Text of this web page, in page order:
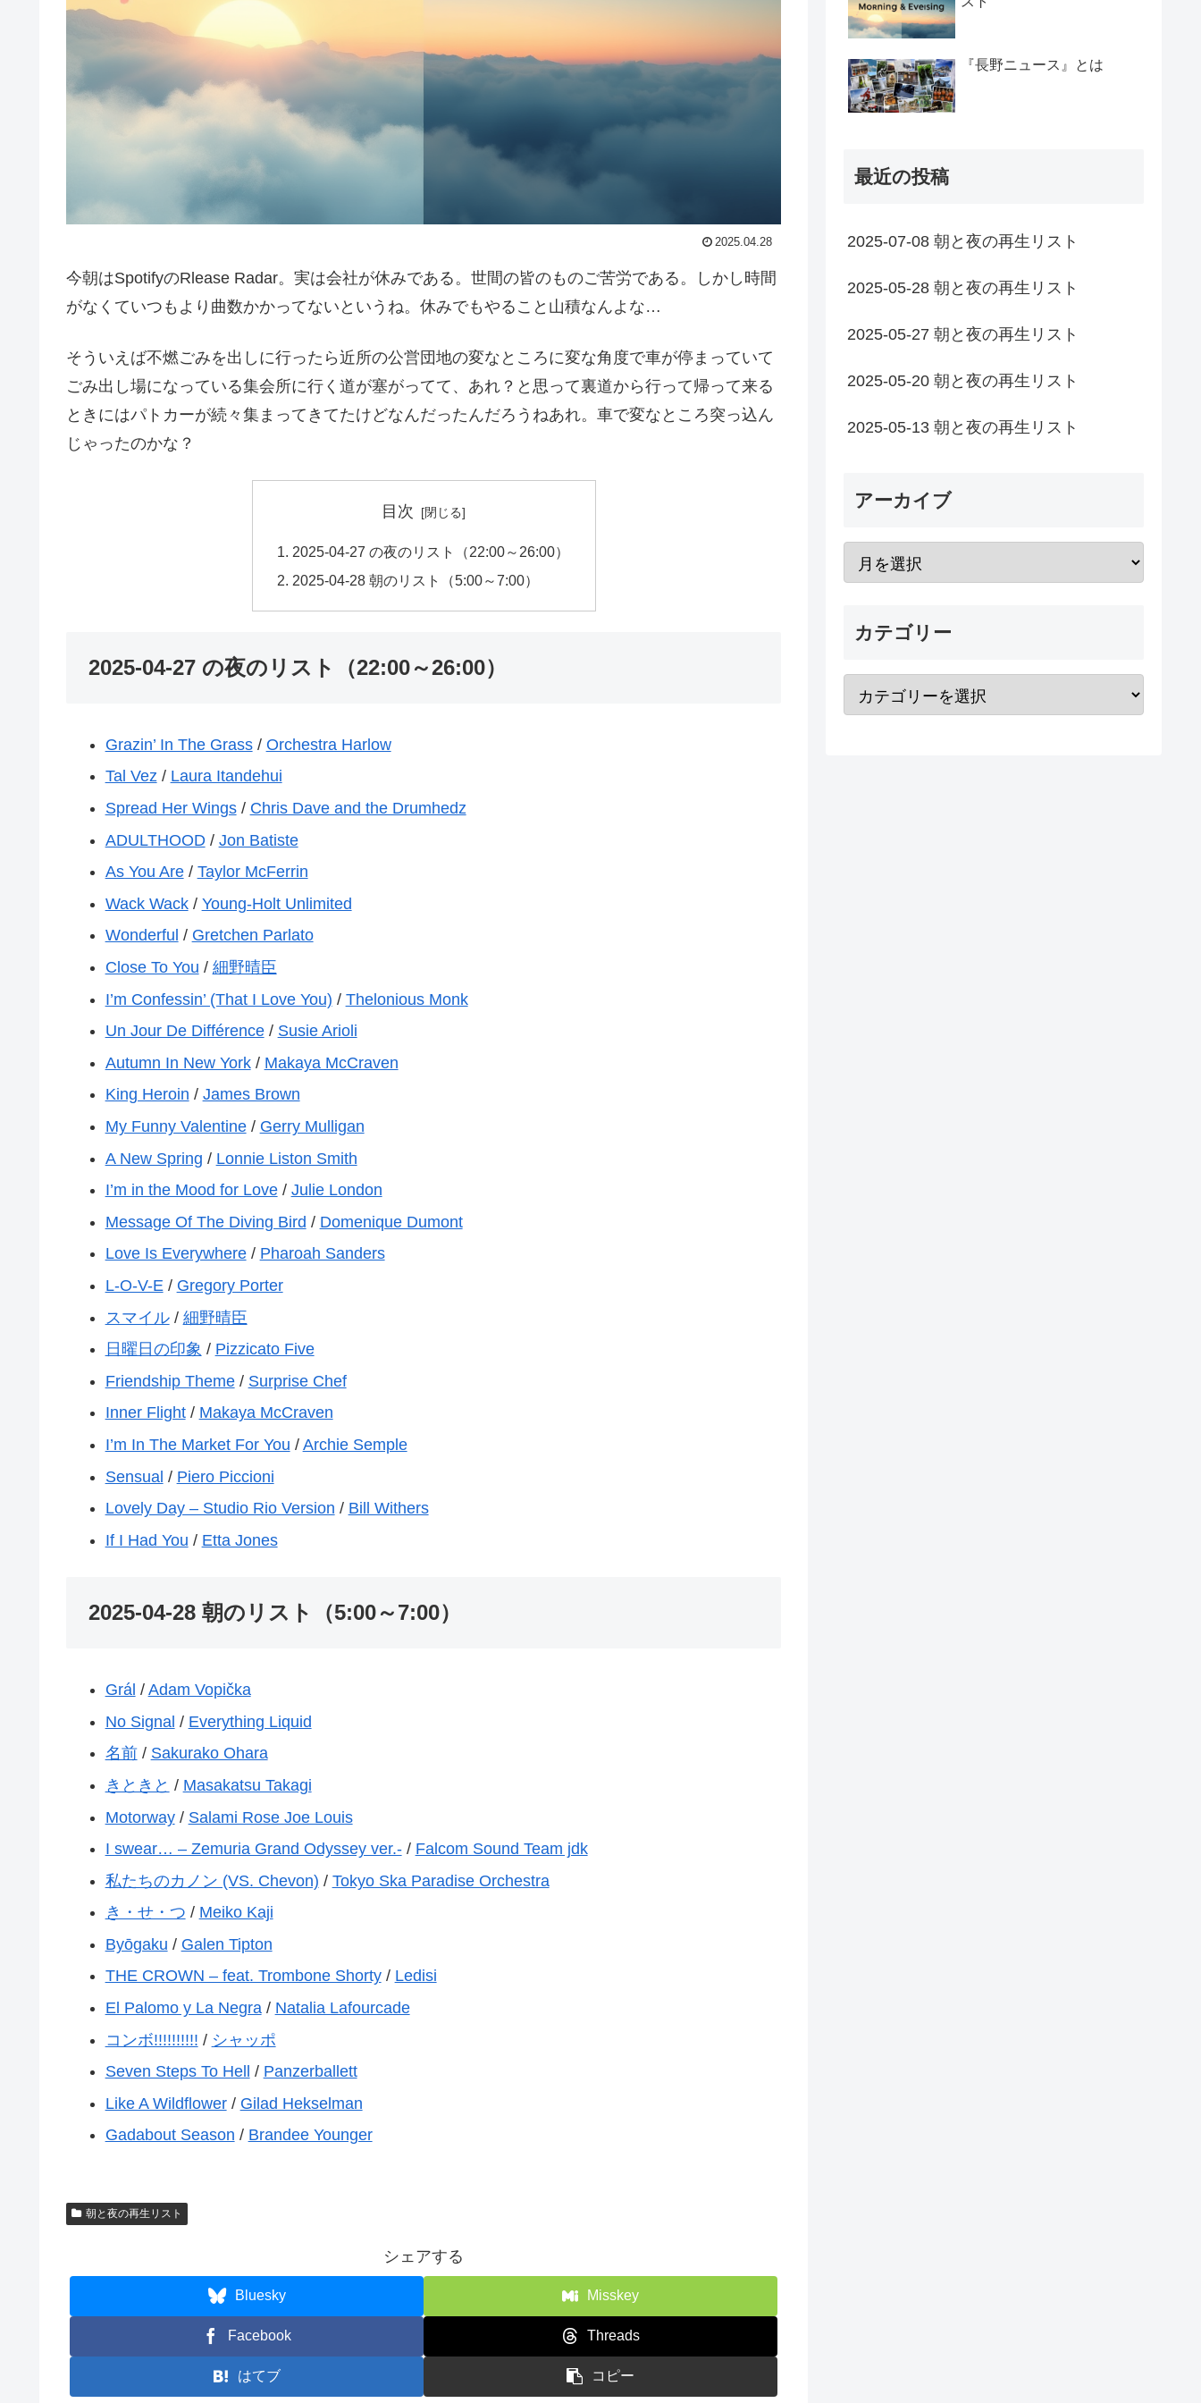
2025.04.28
今朝はSpotifyのRlease Radar。実は会社が休みである。世間の皆のものご苦労である。しかし時間
がなくていつもより曲数かかってないというね。休みでもやること山積なんよな…
そういえば不燃ごみを出しに行ったら近所の公営団地の変なところに変な角度で車が停まっていて
ごみ出し場になっている集会所に行く道が塞がってて、あれ？と思って裏道から行って帰って来る
ときにはパトカーが続々集まってきてたけどなんだったんだろうねあれ。車で変なところ突っ込ん
じゃったのかな？
目次
2025-04-27 の夜のリスト（22:00～26:00）
2025-04-28 朝のリスト（5:00～7:00）
2025-04-27 の夜のリスト（22:00～26:00）
Grazin’ In The Grass/ Orchestra Harlow
Tal Vez/ Laura Itandehui
Spread Her Wings/ Chris Dave and the Drumhedz
ADULTHOOD/ Jon Batiste
As You Are/ Taylor McFerrin
Wack Wack/ Young-Holt Unlimited
Wonderful / Gretchen Parlato
Close To You / 細野晴臣
I’m Confessin’ (That I Love You) / Thelonious Monk
Un Jour De Différence/ Susie Arioli
Autumn In New York/ Makaya McCraven
King Heroin / James Brown
My Funny Valentine/ Gerry Mulligan
A New Spring / Lonnie Liston Smith
I’m in the Mood for Love/ Julie London
Message Of The Diving Bird / Domenique Dumont
Love Is Everywhere/ Pharoah Sanders
L-O-V-E / Gregory Porter
スマイル/ 細野晴臣
日曜日の印象 / Pizzicato Five
Friendship Theme/ Surprise Chef
Inner Flight/ Makaya McCraven
I’m In The Market For You / Archie Semple
Sensual / Piero Piccioni
Lovely Day – Studio Rio Version / Bill Withers
If I Had You / Etta Jones
2025-04-28 朝のリスト（5:00～7:00）
Grál / Adam Vopička
No Signal / Everything Liquid
名前/ Sakurako Ohara
きときと / Masakatsu Takagi
Motorway/ Salami Rose Joe Louis
I swear… – Zemuria Grand Odyssey ver.-/ Falcom Sound Team jdk
私たちのカノン (VS. Chevon) / Tokyo Ska Paradise Orchestra
き・せ・つ / Meiko Kaji
Byōgaku / Galen Tipton
THE CROWN – feat. Trombone Shorty/ Ledisi
El Palomo y La Negra/ Natalia Lafourcade
コンボ!!!!!!!!!! / シャッポ
Seven Steps To Hell
/ Panzerballett
Like A Wildflower/ Gilad Hekselman
Gadabout Season / Brandee Younger
朝と夜の再生リスト
シェアする
Bluesky Misskey
Facebook Threads
はてブ コピー
『長野ニュース』とは
最近の投稿
2025-07-08 朝と夜の再生リスト
2025-05-28 朝と夜の再生リスト
2025-05-27 朝と夜の再生リスト
2025-05-20 朝と夜の再生リスト
2025-05-13 朝と夜の再生リスト
アーカイブ
カテゴリー